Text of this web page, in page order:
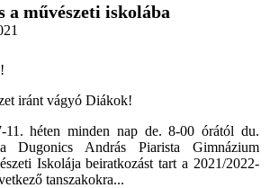
a művészeti iskolába
iránt vágyó Diákok!
11. héten minden nap de. 8-00 órától du.
Dugonics András Piarista Gimnázium
Iskolája beiratkozást tart a 2021/2022-
tanszakokra...